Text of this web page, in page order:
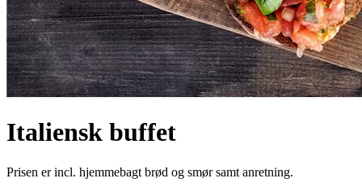
Italiensk buffet
Prisen er incl. hjemmebagt brød og smør samt anretning.